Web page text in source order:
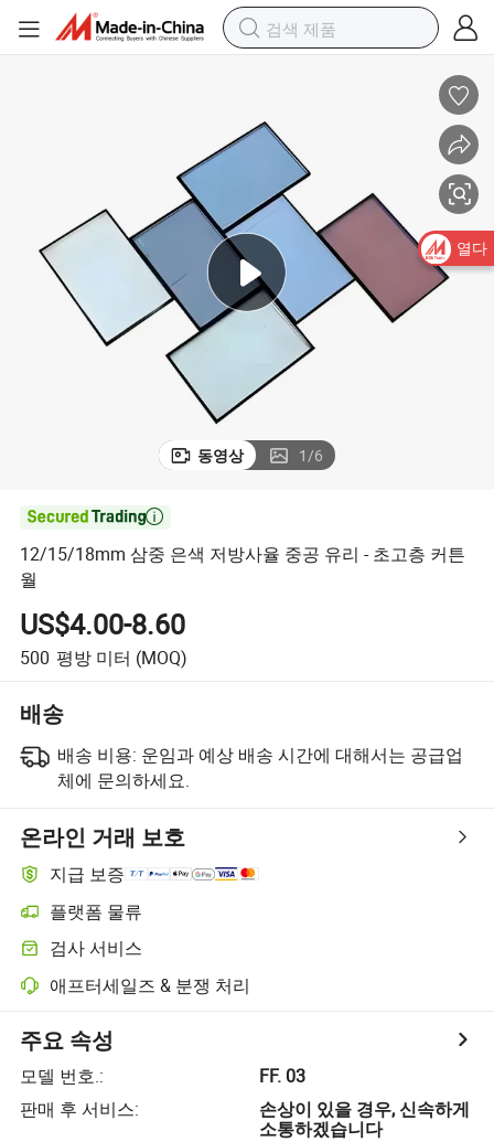
동영상 1/6

12/15/18mm 삼중 은색 저방사율 중공 유리 - 초고층 커튼
월
US$4.00-8.60
500 평방 미터 (MOQ)
배송
배송 비용: 운임과 예상 배송 시간에 대해서는 공급업
체에 문의하세요.
온라인 거래 보호
지급 보증
플랫폼 물류
검사 서비스
애프터세일즈 & 분쟁 처리
주요 속성
모델 번호.:
FF. 03
판매 후 서비스:
손상이 있을 경우, 신속하게
소통하겠습니다
열다